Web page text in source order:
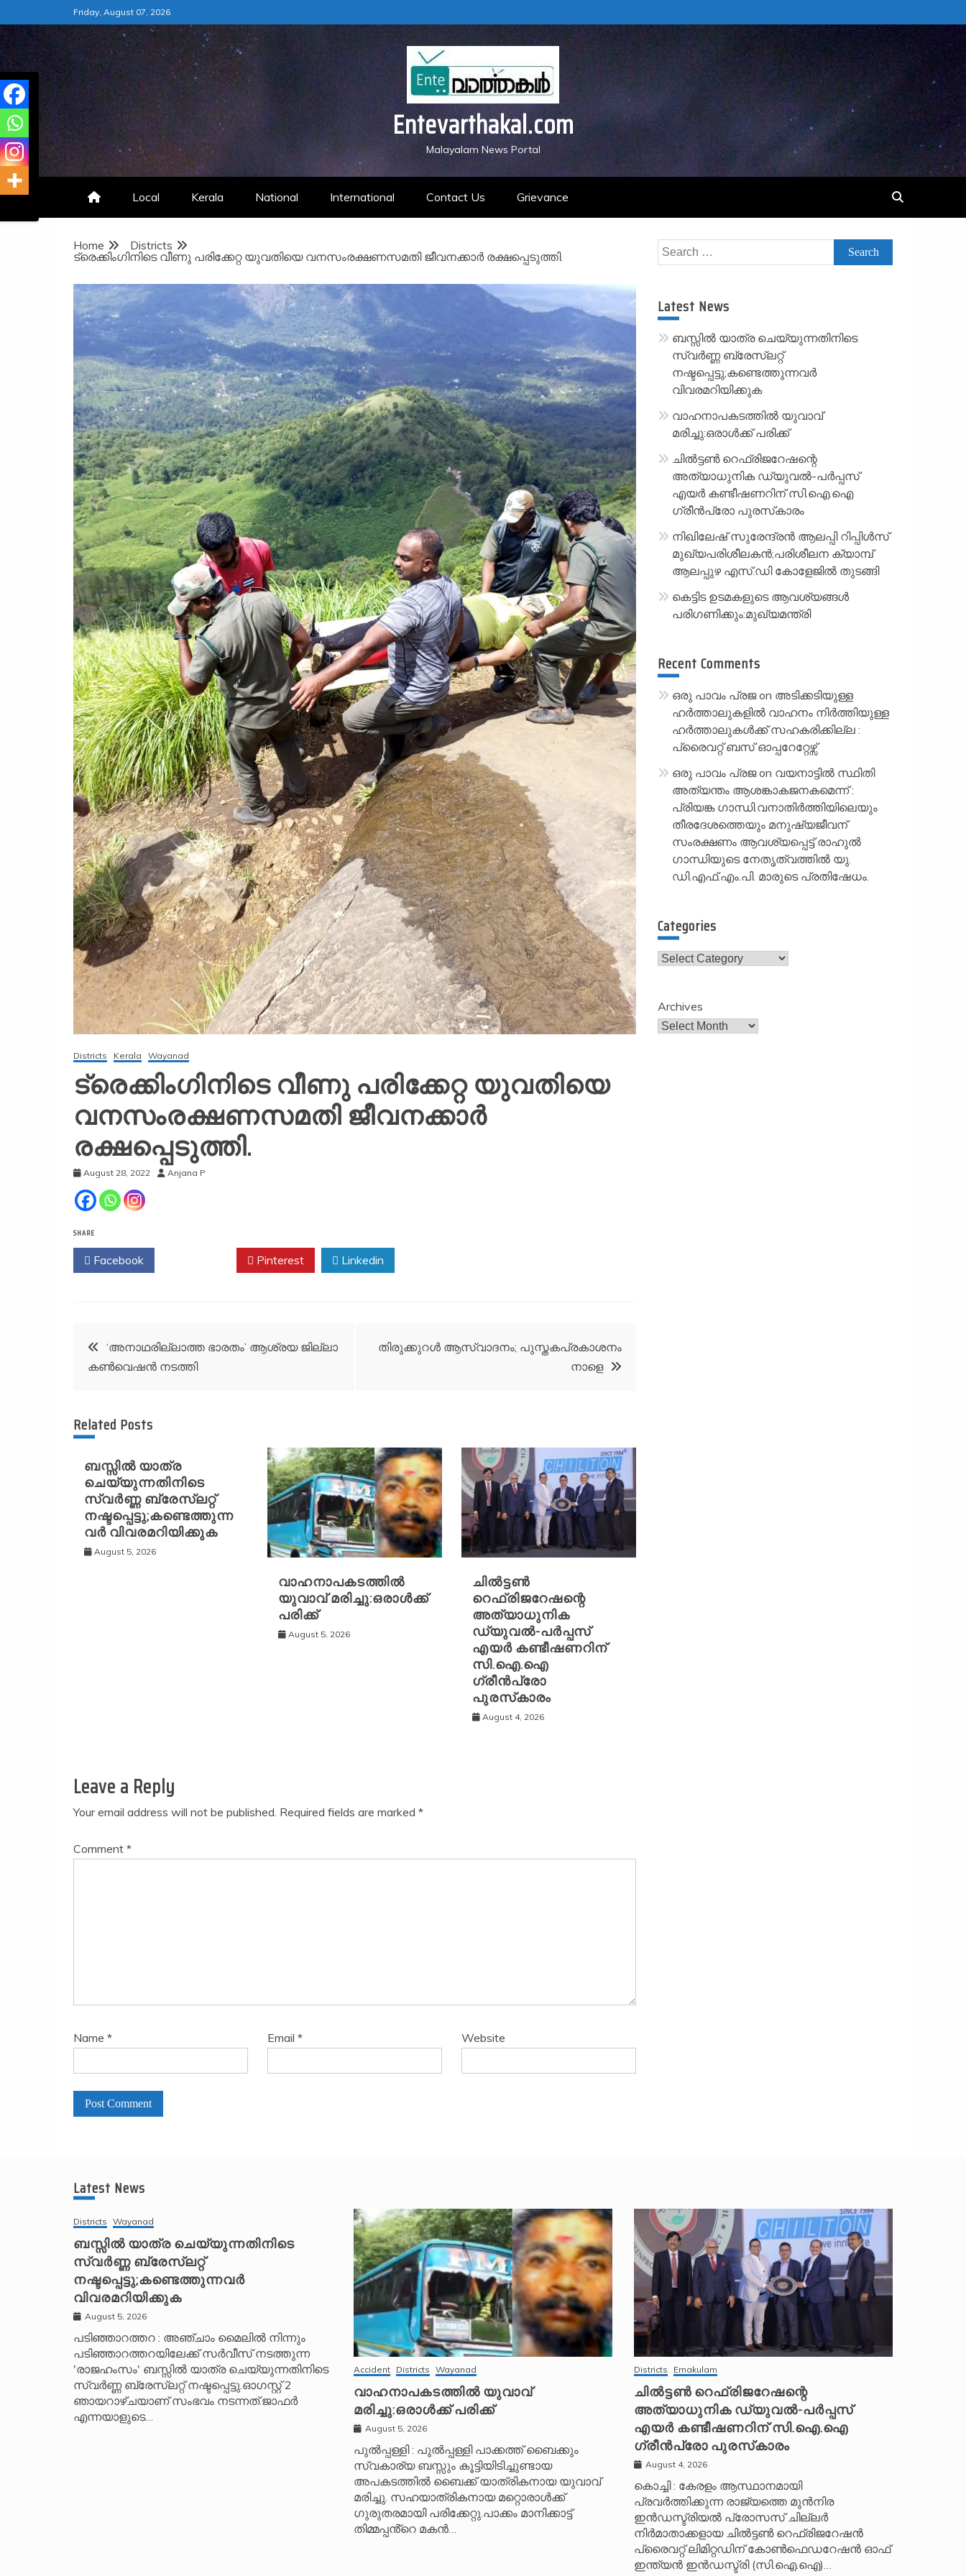
to
content
Friday, August 07, 2026
Entevarthakal.com
Malayalam News Portal
Local Kerala National International Contact Us Grievance
Home
Districts
ട്രെക്കിംഗിനിടെ വീണു പരിക്കേറ്റ യുവതിയെ വനസംരക്ഷണസമതി ജീവനക്കാർ രക്ഷപ്പെടുത്തി.
Districts Kerala Wayanad
ട്രെക്കിംഗിനിടെ വീണു പരിക്കേറ്റ യുവതിയെ
വനസംരക്ഷണസമതി ജീവനക്കാർ
രക്ഷപ്പെടുത്തി.
August 28, 2022 Anjana P
SHARE
Facebook Pinterest Linkedin
Post
navigation
‘അനാഥരില്ലാത്ത ഭാരതം’ ആശ്രയ ജില്ലാ
കൺവെഷൻ നടത്തി
തിരുക്കുറള്‍ ആസ്വാദനം; പുസ്തകപ്രകാശനം
നാളെ
Related Posts
ബസ്സിൽ യാത്ര
ചെയ്യുന്നതിനിടെ
സ്വർണ്ണ ബ്രേസ്‌ലറ്റ്
നഷ്ടപ്പെട്ടു;കണ്ടെത്തുന്ന
വർ വിവരമറിയിക്കുക
August 5, 2026
വാഹനാപകടത്തിൽ
യുവാവ് മരിച്ചു:ഒരാൾക്ക്
പരിക്ക്
August 5, 2026
ചിൽട്ടൺ
റെഫ്രിജറേഷന്റെ
അത്യാധുനിക
ഡ്യുവൽ-പർപ്പസ്
എയർ കണ്ടീഷണറിന്
സി.ഐ.ഐ
ഗ്രീൻപ്രോ
പുരസ്‌കാരം
August 4, 2026
Leave a Reply
Your email address will not be published. Required fields are marked *
Comment *
Name * Email* Website
t
e
r
n
a
t
i
v
e
:
Search
for:
Latest News
ബസ്സിൽ യാത്ര ചെയ്യുന്നതിനിടെ
സ്വർണ്ണ ബ്രേസ്‌ലറ്റ്
നഷ്ടപ്പെട്ടു;കണ്ടെത്തുന്നവർ
വിവരമറിയിക്കുക
വാഹനാപകടത്തിൽ യുവാവ്
മരിച്ചു:ഒരാൾക്ക് പരിക്ക്
ചിൽട്ടൺ റെഫ്രിജറേഷന്റെ
അത്യാധുനിക ഡ്യുവൽ-പർപ്പസ്
എയർ കണ്ടീഷണറിന് സി.ഐ.ഐ
ഗ്രീൻപ്രോ പുരസ്‌കാരം
നിഖിലേഷ് സുരേന്ദ്രൻ ആലപ്പി റിപ്പിൾസ്
മുഖ്യപരിശീലകൻ;പരിശീലന ക്യാമ്പ്
ആലപ്പുഴ എസ്.ഡി കോളേജിൽ തുടങ്ങി
കെട്ടിട ഉടമകളുടെ ആവശ്യങ്ങൾ
പരിഗണിക്കും:മുഖ്യമന്ത്രി
Recent Comments
ഒരു പാവം പ്രജon അടിക്കടിയുള്ള
ഹർത്താലുകളിൽ വാഹനം നിർത്തിയുള്ള
ഹർത്താലുകൾക്ക് സഹകരിക്കില്ല :
പ്രൈവറ്റ് ബസ് ഓപ്പറേറ്റേഴ്സ്
ഒരു പാവം പ്രജon വയനാട്ടിൽ സ്ഥിതി
അത്യന്തം ആശങ്കാകജനകമെന്ന് :
പ്രിയങ്ക ഗാന്ധി.വനാതിർത്തിയിലെയും
തീരദേശത്തെയും മനുഷ്യജീവന്
സംരക്ഷണം ആവശ്യപ്പെട്ട് രാഹുൽ
ഗാന്ധിയുടെ നേതൃത്വത്തിൽ യു.
ഡി.എഫ്.എം.പി. മാരുടെ പ്രതിഷേധം.
Categories
Categories
Archives
Latest News
Districts Wayanad
ബസ്സിൽ യാത്ര ചെയ്യുന്നതിനിടെ
സ്വർണ്ണ ബ്രേസ്‌ലറ്റ്
നഷ്ടപ്പെട്ടു;കണ്ടെത്തുന്നവർ
വിവരമറിയിക്കുക
August 5, 2026
പടിഞ്ഞാറത്തറ : അഞ്ചാം മൈലിൽ നിന്നും
പടിഞ്ഞാറത്തറയിലേക്ക് സർവീസ് നടത്തുന്ന
'രാജഹംസം' ബസ്സിൽ യാത്ര ചെയ്യുന്നതിനിടെ
സ്വർണ്ണ ബ്രേസ്‌ലറ്റ് നഷ്ടപ്പെട്ടു.ഓഗസ്റ്റ് 2
ഞായറാഴ്ചയാണ് സംഭവം നടന്നത്.ജാഫർ
എന്നയാളുടെ…
Accident Districts Wayanad
വാഹനാപകടത്തിൽ യുവാവ്
മരിച്ചു:ഒരാൾക്ക് പരിക്ക്
August 5, 2026
പുൽപ്പള്ളി : പുൽപ്പള്ളി പാക്കത്ത് ബൈക്കും
സ്വകാര്യ ബസ്സും കൂട്ടിയിടിച്ചുണ്ടായ
അപകടത്തിൽ ബൈക്ക് യാത്രികനായ യുവാവ്
മരിച്ചു. സഹയാത്രികനായ മറ്റൊരാൾക്ക്
ഗുരുതരമായി പരിക്കേറ്റു.പാക്കം മാനിക്കാട്ട്
തിമ്മപ്പൻ്റെ മകൻ…
Districts Ernakulam
ചിൽട്ടൺ റെഫ്രിജറേഷന്റെ
അത്യാധുനിക ഡ്യുവൽ-പർപ്പസ്
എയർ കണ്ടീഷണറിന് സി.ഐ.ഐ
ഗ്രീൻപ്രോ പുരസ്‌കാരം
August 4, 2026
കൊച്ചി : കേരളം ആസ്ഥാനമായി
പ്രവർത്തിക്കുന്ന രാജ്യത്തെ മുൻനിര
ഇൻഡസ്ട്രിയൽ പ്രോസസ് ചില്ലർ
നിർമാതാക്കളായ ചിൽട്ടൺ റെഫ്രിജറേഷൻ
പ്രൈവറ്റ് ലിമിറ്റഡിന് കോൺഫെഡറേഷൻ ഓഫ്
ഇന്ത്യൻ ഇൻഡസ്ട്രി (സി.ഐ.ഐ)…